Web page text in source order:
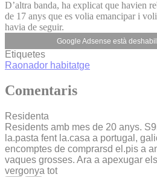
D’altra banda, ha explicat que havien
de 17 anys que es volia emancipar i
havia de seguir.
Google Adsense està
Etiquetes
Raonador habitatge
Comentaris
Residenta
Residents amb mes de 20 anys.
la.pasta fent la.casa a portugal,
encomptes de comprarsd el.pis a
vaques grosses. Ara a apexugar
vergonya tot